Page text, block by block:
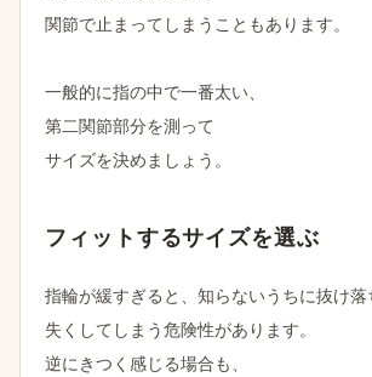
関節で​止まってしまうこともあります。
一般的に​指の​中で​一番​太い、
第二関節部分を​測って
サイズを​決めましょう。
フィットする​サイズを​選ぶ
指輪が​緩すぎると、​知らないうちに​抜け落
失くしてしまう​危険性が​あります。
逆に​きつく​感じる​場合も、